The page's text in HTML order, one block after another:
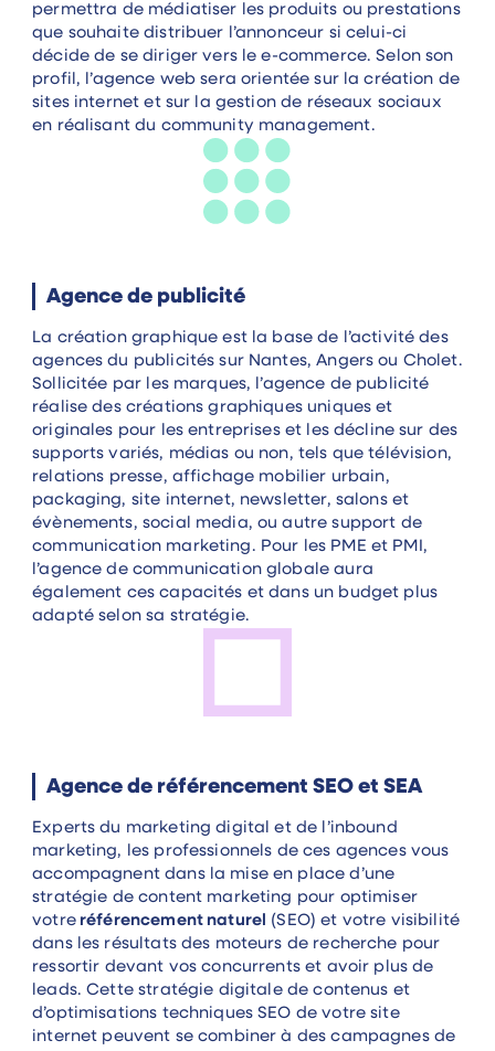
permettra de médiatiser les produits ou prestations
que souhaite distribuer l’annonceur si celui-ci
décide de se diriger vers le e-commerce. Selon son
profil, l’agence web sera orientée sur la création de
sites internet et sur la gestion de réseaux sociaux
en réalisant du community management.
Agence de publicité
La création graphique est la base de l’activité des
agences du publicités sur Nantes, Angers ou Cholet.
Sollicitée par les marques, l’agence de publicité
réalise des créations graphiques uniques et
originales pour les entreprises et les décline sur des
supports variés, médias ou non, tels que télévision,
relations presse, affichage mobilier urbain,
packaging, site internet, newsletter, salons et
évènements, social media, ou autre support de
communication marketing. Pour les PME et PMI,
l’agence de communication globale aura
également ces capacités et dans un budget plus
adapté selon sa stratégie.
Agence de référencement SEO et SEA
Experts du marketing digital et de l’inbound
marketing, les professionnels de ces agences vous
accompagnent dans la mise en place d’une
stratégie de content marketing pour optimiser
votreréférencement naturel (SEO) et votre visibilité
dans les résultats des moteurs de recherche pour
ressortir devant vos concurrents et avoir plus de
leads. Cette stratégie digitale de contenus et
d’optimisations techniques SEO de votre site
internet peuvent se combiner à des campagnes de